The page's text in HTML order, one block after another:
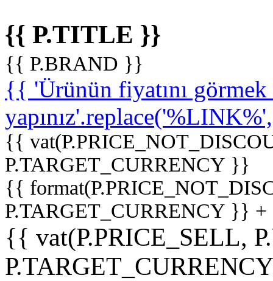
{{ P.TITLE }}
{{ P.BRAND }}
{{ 'Ürünün fiyatını
{{
P.TARGET_CURRENCY }}
{{
P.TARGET_CURRENCY }}
{{ vat(P.PRICE_SELL,